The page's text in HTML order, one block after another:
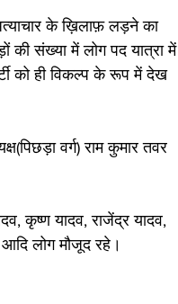
के ख़िलाफ़ लड़ने का
संख्या में लोग पद यात्रा में
को ही विकल्प के रूप में देख
वर्ग) राम कुमार तवर
कृष्ण यादव, राजेंद्र यादव,
लोग मौजूद रहे।